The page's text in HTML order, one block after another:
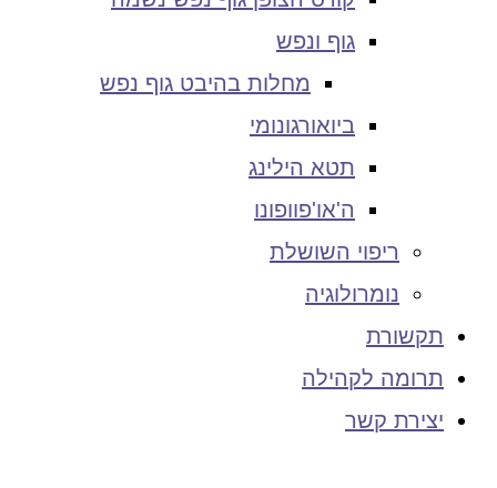
גוף ונפש
מחלות בהיבט גוף נפש
ביואורגונומי
תטא הילינג
ה'או'פוופונו
ריפוי השושלת
נומרולוגיה
תקשורת
תרומה לקהילה
יצירת קשר